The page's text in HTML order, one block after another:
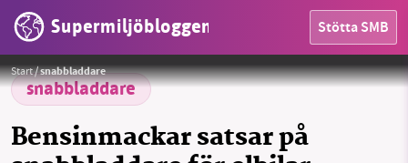
Supermiljöbloggen Stötta SMB
OMRÅDEN
MILJÖFAKTA
Start/snabbladdare
snabbladdare
Bensinmackar satsar på
Foto:stux från Pixabay